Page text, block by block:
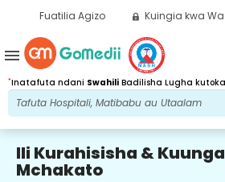
Fuatilia Agizo Kuingia kwa
*Inatafuta ndani Swahili Badilisha Lugha
menu
Ili Kurahisisha &
Mchakato